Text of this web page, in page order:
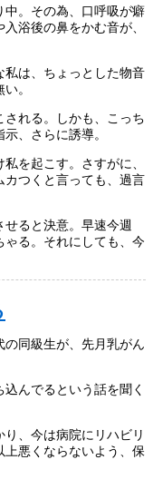
中。その為、口呼吸が癖
浴後の鼻をかむ音が、
私は、ちょっとした物音
。
される。しかも、こっち
、さらに誘導。
を起こす。さすがに、
カつくと言っても、過言
ると決意。早速今週
る。それにしても、今
同級生が、先月乳がん
んでるという話を聞く
、今は病院にリハビリ
上悪くならないよう、保